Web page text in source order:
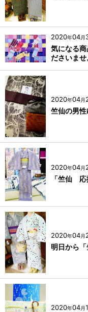
2020年04月
気になる
ださいませ
2020年04月
竺仙の男性
2020年04月
「竺仙 応
2020年04月
明日から
2020年04月